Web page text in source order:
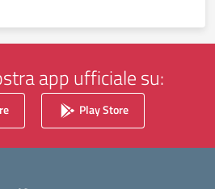
app ufficiale su:
Play Store